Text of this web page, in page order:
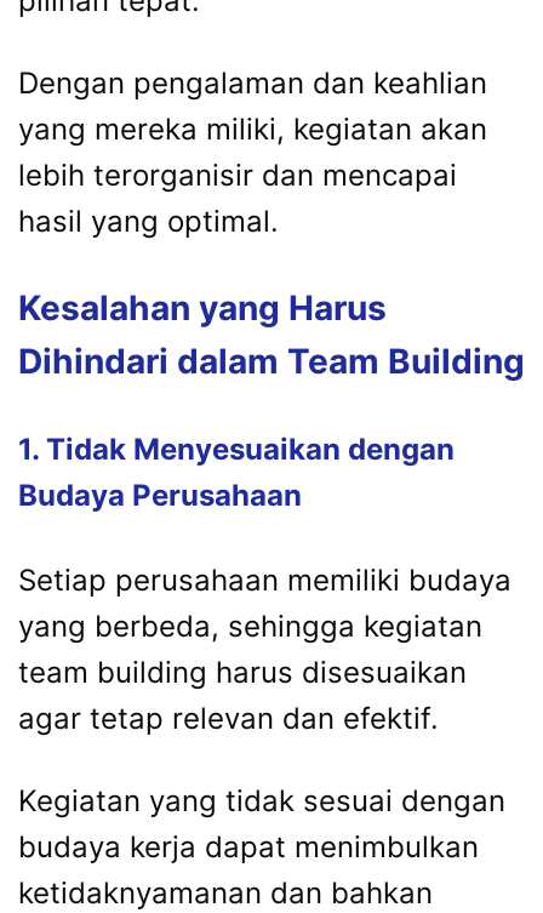
Dengan pengalaman dan keahlian
yang mereka miliki, kegiatan akan
lebih terorganisir dan mencapai
hasil yang optimal.
Kesalahan yang Harus
Dihindari dalam Team Building
1. Tidak Menyesuaikan dengan
Budaya Perusahaan
Setiap perusahaan memiliki budaya
yang berbeda, sehingga kegiatan
team building harus disesuaikan
agar tetap relevan dan efektif.
Kegiatan yang tidak sesuai dengan
budaya kerja dapat menimbulkan
ketidaknyamanan dan bahkan